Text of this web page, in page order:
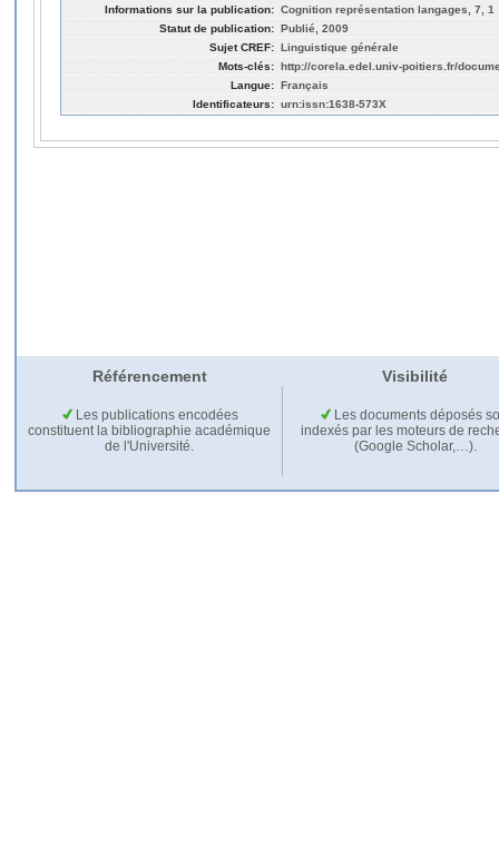
Informations sur la publication: Cognition représentation langages, 7, 1
Statut de publication: Publié, 2009
Sujet CREF: Linguistique générale
Mots-clés: http://corela.edel.univ-poitiers.fr/
Langue: Français
Identificateurs: urn:issn:1638-573X
Référencement Visibilité
Les publications encodées
constituent la bibliographie académique
de l'Université.
Les documents déposés
indexés par les moteurs de
(Google Scholar,…).